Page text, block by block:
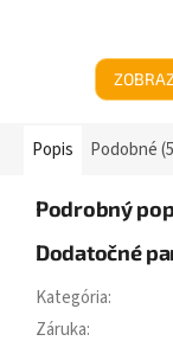
Popis Podobné
Podrobný
Dodatočné
Kategória:
Záruka: